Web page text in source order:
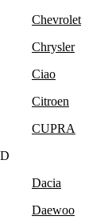
Chevrolet
Chrysler
Ciao
Citroen
CUPRA
D
Dacia
Daewoo